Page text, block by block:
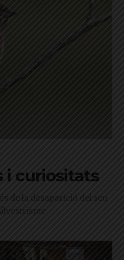
i curiositats
de la desaparició del seu